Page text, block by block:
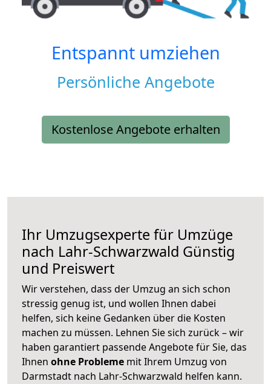
Entspannt umziehen
Persönliche Angebote
Kostenlose Angebote erhalten
Ihr Umzugsexperte für Umzüge
nach Lahr-Schwarzwald Günstig
und Preiswert
Wir verstehen, dass der Umzug an sich schon
stressig genug ist, und wollen Ihnen dabei
helfen, sich keine Gedanken über die Kosten
machen zu müssen. Lehnen Sie sich zurück – wir
haben garantiert passende Angebote für Sie, das
Ihnen ohne Probleme mit Ihrem Umzug von
Darmstadt nach Lahr-Schwarzwald helfen kann.